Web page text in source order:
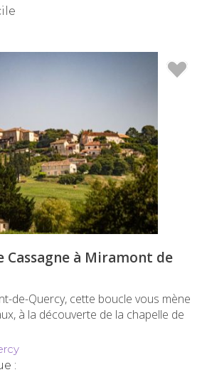
Cassagne à Miramont de
de-Quercy, cette boucle vous mène
à la découverte de la chapelle de
: